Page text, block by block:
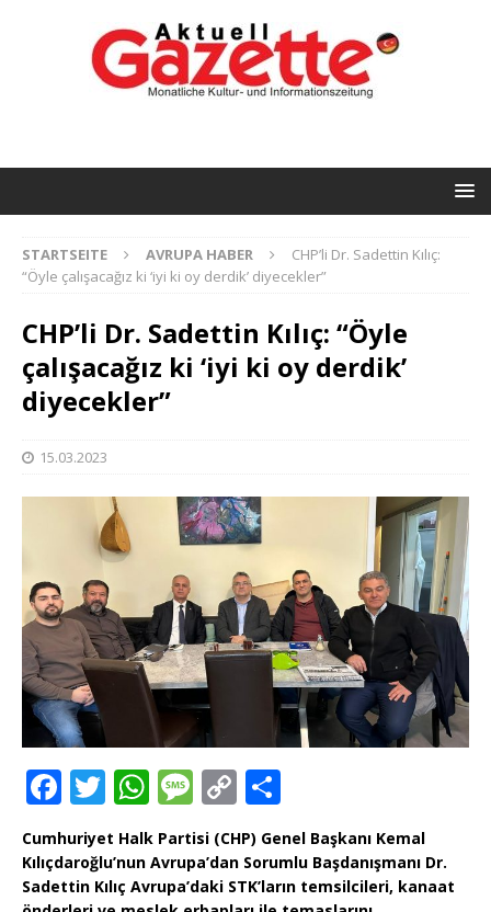
STARTSEITE AVRUPA HABER
CHP’li Dr. Sadettin Kılıç:
“Öyle çalışacağız ki ‘iyi ki oy derdik’ diyecekler”
CHP’li Dr. Sadettin Kılıç: “Öyle
çalışacağız ki ‘iyi ki oy derdik’
diyecekler”
15.03.2023
F
c
e
T
w
it
te
W
h
at
s
M
e
ss
a
C
o
p
y
ei
le
n
Cumhuriyet Halk Partisi (CHP) Genel Başkanı Kemal
Kılıçdaroğlu’nun Avrupa’dan Sorumlu Başdanışmanı Dr.
Sadettin Kılıç Avrupa’daki STK’ların temsilcileri, kanaat